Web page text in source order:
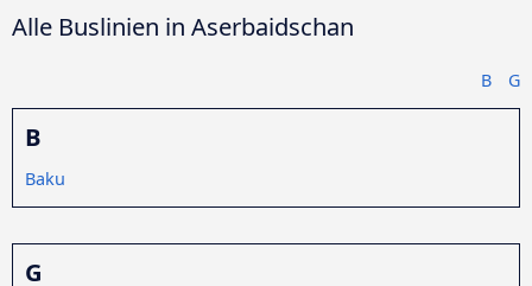
Alle Buslinien in Aserbaidschan
B G
B
Baku
G